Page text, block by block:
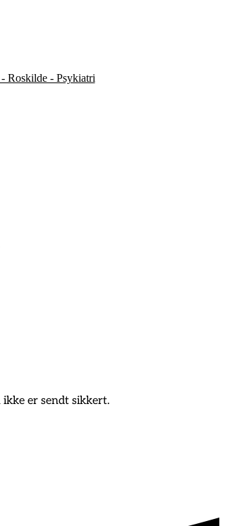
Roskilde - Psykiatri
er sendt sikkert.